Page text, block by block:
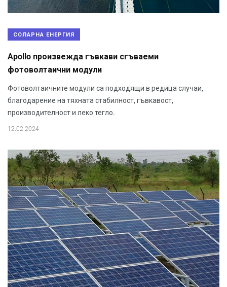
СОЛАРНА ЕНЕРГИЯ
Apollo произвежда гъвкави сгъваеми
фотоволтаични модули
Фотоволтаичните модули са подходящи в редица случаи,
благодарение на тяхната стабилност, гъвкавост,
производителност и леко тегло.
12.02.2024